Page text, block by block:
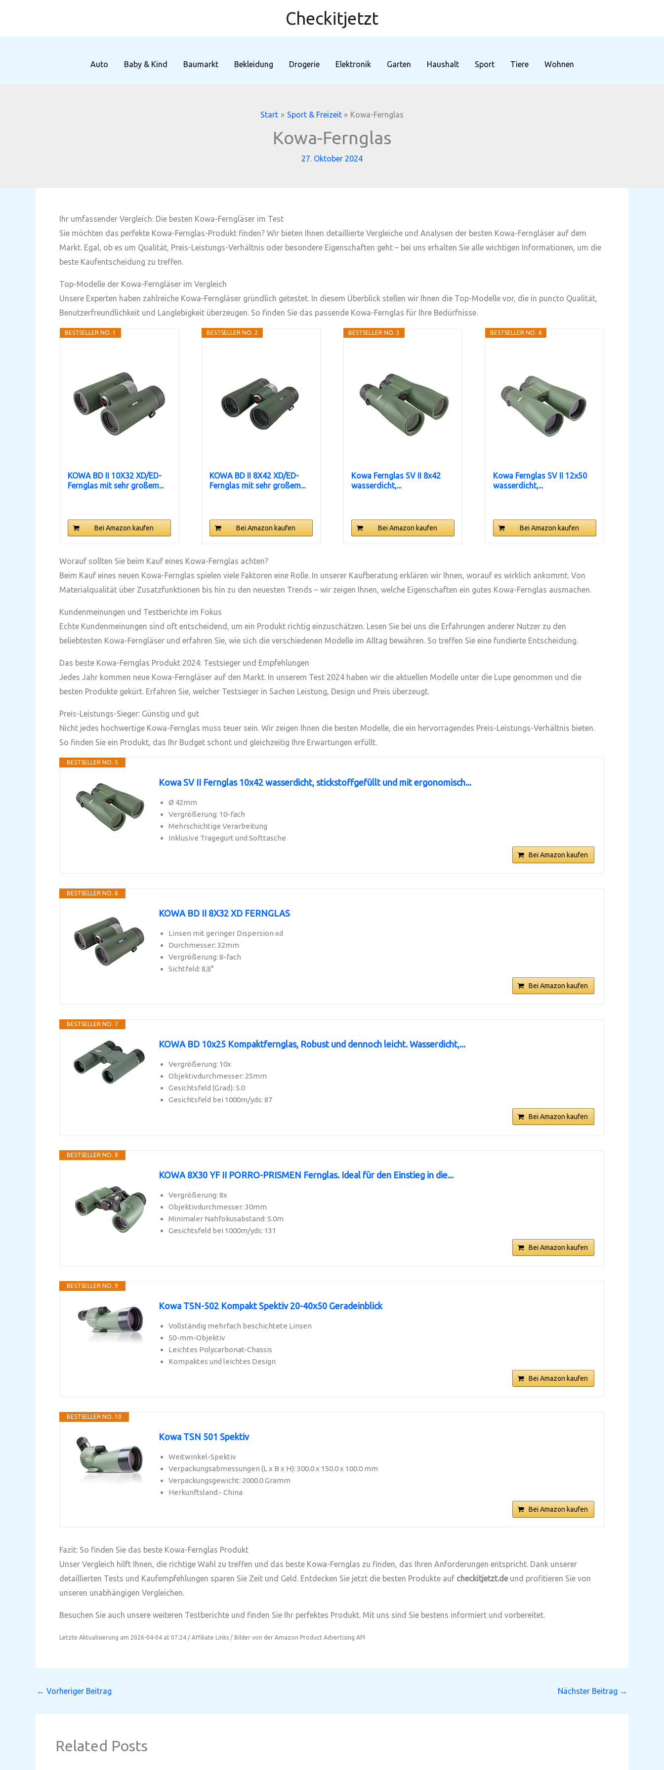
springen
Checkitjetzt
Auto Baby & Kind Baumarkt Bekleidung Drogerie Elektronik Garten Haushalt Sport Tiere Wohnen
Start Sport & Freizeit Kowa-Fernglas
Kowa-Fernglas
27. Oktober 2024
Ihr umfassender Vergleich: Die besten Kowa-Ferngläser im Test
Sie möchten das perfekte Kowa-Fernglas-Produkt finden? Wir bieten Ihnen detaillierte Vergleiche und Analysen der besten Kowa-Ferngläser auf dem
Markt. Egal, ob es um Qualität, Preis-Leistungs-Verhältnis oder besondere Eigenschaften geht – bei uns erhalten Sie alle wichtigen Informationen, um die
beste Kaufentscheidung zu treffen.
Top-Modelle der Kowa-Ferngläser im Vergleich
Unsere Experten haben zahlreiche Kowa-Ferngläser gründlich getestet. In diesem Überblick stellen wir Ihnen die Top-Modelle vor, die in puncto Qualität,
Benutzerfreundlichkeit und Langlebigkeit überzeugen. So finden Sie das passende Kowa-Fernglas für Ihre Bedürfnisse.
BESTSELLER NO. 1
KOWA BD II 10X32 XD/ED-
Fernglas mit sehr großem...
Bei Amazon kaufen
BESTSELLER NO. 2
KOWA BD II 8X42 XD/ED-
Fernglas mit sehr großem...
Bei Amazon kaufen
BESTSELLER NO. 3
Kowa Fernglas SV II 8x42
wasserdicht,...
Bei Amazon kaufen
BESTSELLER NO. 4
Kowa Fernglas SV II 12x50
wasserdicht,...
Bei Amazon kaufen
Worauf sollten Sie beim Kauf eines Kowa-Fernglas achten?
Beim Kauf eines neuen Kowa-Fernglas spielen viele Faktoren eine Rolle. In unserer Kaufberatung erklären wir Ihnen, worauf es wirklich ankommt. Von
Materialqualität über Zusatzfunktionen bis hin zu den neuesten Trends – wir zeigen Ihnen, welche Eigenschaften ein gutes Kowa-Fernglas ausmachen.
Kundenmeinungen und Testberichte im Fokus
Echte Kundenmeinungen sind oft entscheidend, um ein Produkt richtig einzuschätzen. Lesen Sie bei uns die Erfahrungen anderer Nutzer zu den
beliebtesten Kowa-Ferngläser und erfahren Sie, wie sich die verschiedenen Modelle im Alltag bewähren. So treffen Sie eine fundierte Entscheidung.
Das beste Kowa-Fernglas Produkt 2024: Testsieger und Empfehlungen
Jedes Jahr kommen neue Kowa-Ferngläser auf den Markt. In unserem Test 2024 haben wir die aktuellen Modelle unter die Lupe genommen und die
besten Produkte gekürt. Erfahren Sie, welcher Testsieger in Sachen Leistung, Design und Preis überzeugt.
Preis-Leistungs-Sieger: Günstig und gut
Nicht jedes hochwertige Kowa-Fernglas muss teuer sein. Wir zeigen Ihnen die besten Modelle, die ein hervorragendes Preis-Leistungs-Verhältnis bieten.
So finden Sie ein Produkt, das Ihr Budget schont und gleichzeitig Ihre Erwartungen erfüllt.
BESTSELLER NO. 5
Kowa SV II Fernglas 10x42 wasserdicht, stickstoffgefüllt und mit ergonomisch...
Ø 42mm
Vergrößerung: 10-fach
Mehrschichtige Verarbeitung
Inklusive Tragegurt und Softtasche
Bei Amazon kaufen
BESTSELLER NO. 6
KOWA BD II 8X32 XD FERNGLAS
Linsen mit geringer Dispersion xd
Durchmesser: 32mm
Vergrößerung: 8-fach
Sichtfeld: 8,8°
Bei Amazon kaufen
BESTSELLER NO. 7
KOWA BD 10x25 Kompaktfernglas, Robust und dennoch leicht. Wasserdicht,...
Vergrößerung: 10x
Objektivdurchmesser: 25mm
Gesichtsfeld (Grad): 5.0
Gesichtsfeld bei 1000m/yds: 87
Bei Amazon kaufen
BESTSELLER NO. 8
KOWA 8X30 YF II PORRO-PRISMEN Fernglas. Ideal für den Einstieg in die...
Vergrößerung: 8x
Objektivdurchmesser: 30mm
Minimaler Nahfokusabstand: 5.0m
Gesichtsfeld bei 1000m/yds: 131
Bei Amazon kaufen
BESTSELLER NO. 9
Kowa TSN-502 Kompakt Spektiv 20-40x50 Geradeinblick
Vollständig mehrfach beschichtete Linsen
50-mm-Objektiv
Leichtes Polycarbonat-Chassis
Kompaktes und leichtes Design
Bei Amazon kaufen
BESTSELLER NO. 10
Kowa TSN 501 Spektiv
Weitwinkel-Spektiv
Verpackungsabmessungen (L x B x H): 300.0 x 150.0 x 100.0 mm
Verpackungsgewicht: 2000.0 Gramm
Herkunftsland:- China
Bei Amazon kaufen
Fazit: So finden Sie das beste Kowa-Fernglas Produkt
Unser Vergleich hilft Ihnen, die richtige Wahl zu treffen und das beste Kowa-Fernglas zu finden, das Ihren Anforderungen entspricht. Dank unserer
detaillierten Tests und Kaufempfehlungen sparen Sie Zeit und Geld. Entdecken Sie jetzt die besten Produkte auf checkitjetzt.deund profitieren Sie von
unseren unabhängigen Vergleichen.
Besuchen Sie auch unsere weiteren Testberichte und finden Sie Ihr perfektes Produkt. Mit uns sind Sie bestens informiert und vorbereitet.
Letzte Aktualisierung am 2026-04-04 at 07:24 / Affiliate Links / Bilder von der Amazon Product Advertising API
← Vorheriger Beitrag Nächster Beitrag →
Related Posts